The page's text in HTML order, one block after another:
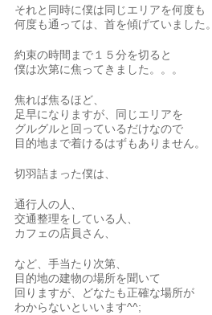
それと同時に僕は同じエリアを何度も
何度も通っては、首を傾げていました。
約束の時間まで１５分を切ると
僕は次第に焦ってきました。。。
焦れば焦るほど、
足早になりますが、同じエリアを
グルグルと回っているだけなので
目的地まで着けるはずもありません。
切羽詰まった僕は、
通行人の人、
交通整理をしている人、
カフェの店員さん、
など、手当たり次第、
目的地の建物の場所を聞いて
回りますが、どなたも正確な場所が
わからないといいます^^;